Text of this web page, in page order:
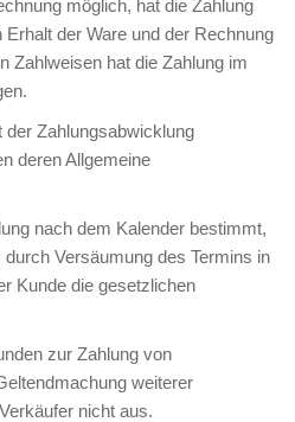
möglich, hat die Zahlung
Erhalt der Ware und der Rechnung
Zahlweisen hat die Zahlung im
der Zahlungsabwicklung
deren Allgemeine
nach dem Kalender bestimmt,
Versäumung des Termins in
Kunde die gesetzlichen
zur Zahlung von
weiterer
nicht aus.